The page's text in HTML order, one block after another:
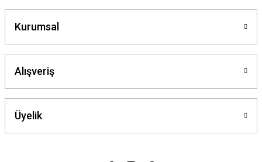
Kurumsal
Alışveriş
Üyelik